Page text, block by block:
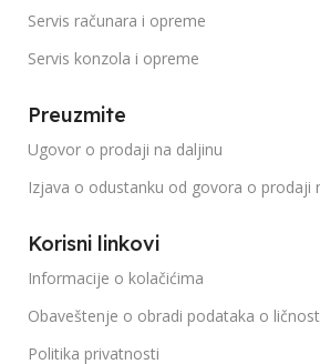
Servis računara i opreme
Servis konzola i opreme
Preuzmite
Ugovor o prodaji na daljinu
Izjava o odustanku od govora o prodaji
Korisni linkovi
Informacije o kolačićima
Obaveštenje o obradi podataka o
Politika privatnosti